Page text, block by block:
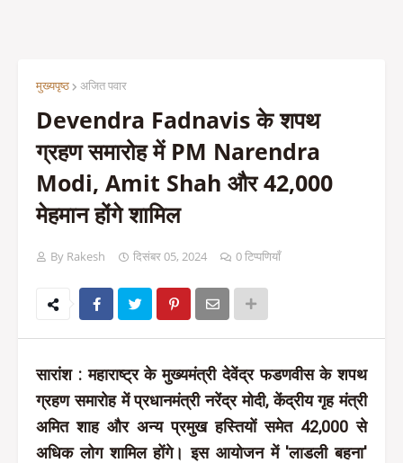
मुख्यपृष्ठ अजित पवार
Devendra Fadnavis के शपथ
ग्रहण समारोह में PM Narendra
Modi, Amit Shah और 42,000
मेहमान होंगे शामिल
By Rakesh दिसंबर 05, 2024 0 टिप्पणियाँ
सारांश : महाराष्ट्र के मुख्यमंत्री देवेंद्र फडणवीस के शपथ
ग्रहण समारोह में प्रधानमंत्री नरेंद्र मोदी, केंद्रीय गृह मंत्री
अमित शाह और अन्य प्रमुख हस्तियों समेत 42,000 से
अधिक लोग शामिल होंगे। इस आयोजन में 'लाडली बहना'